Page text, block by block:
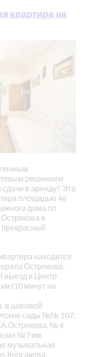
квартира на
решением
в аренду? Эта
площадью 46
дома по
в
находится
Острякова,
выезд в Центр
(10 минут на
в шаговой
сады №№ 107,
№ 4
№7 им.
музыкальная
Корсакова,